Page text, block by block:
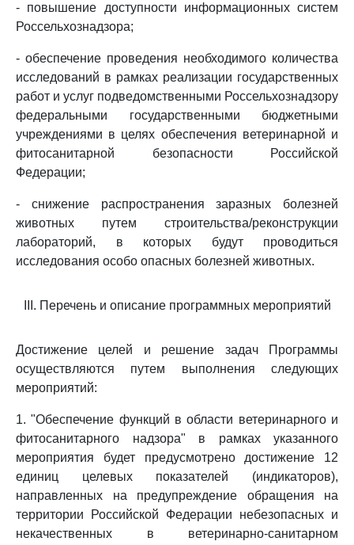
- повышение доступности информационных систем
Россельхознадзора;
- обеспечение проведения необходимого количества
исследований в рамках реализации государственных
работ и услуг подведомственными Россельхознадзору
федеральными государственными бюджетными
учреждениями в целях обеспечения ветеринарной и
фитосанитарной безопасности Российской
Федерации;
- снижение распространения заразных болезней
животных путем строительства/реконструкции
лабораторий, в которых будут проводиться
исследования особо опасных болезней животных.
III. Перечень и описание программных мероприятий
Достижение целей и решение задач Программы
осуществляются путем выполнения следующих
мероприятий:
1. "Обеспечение функций в области ветеринарного и
фитосанитарного надзора" в рамках указанного
мероприятия будет предусмотрено достижение 12
единиц целевых показателей (индикаторов),
направленных на предупреждение обращения на
территории Российской Федерации небезопасных и
некачественных в ветеринарно-санитарном